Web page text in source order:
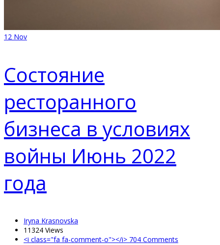
12 Nov
Состояние
ресторанного
бизнеса в условиях
войны Июнь 2022
года
Iryna Krasnovska
11324 Views
<i class="fa fa-comment-o"></i> 704 Comments